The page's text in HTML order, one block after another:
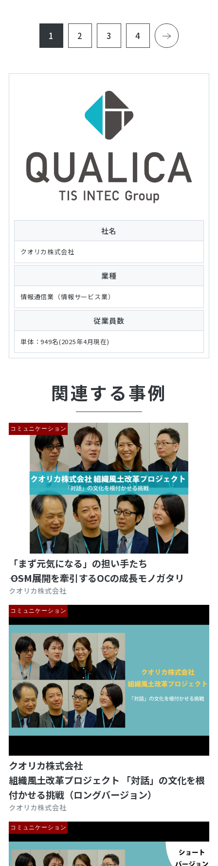
1 2 3 4
社名
クオリカ株式会社
業種
情報通信業（情報サービス業）
従業員数
単体：949名(2025年4月現在)
関連する事例
コミュニケーション
「まず元気になる」の担い手たち
―― OSM展開を牽引するOCの成長モノガタリ
クオリカ株式会社
コミュニケーション
クオリカ株式会社
組織風土改革プロジェクト 「対話」の文化を根
付かせる挑戦（ロングバージョン）
クオリカ株式会社
コミュニケーション